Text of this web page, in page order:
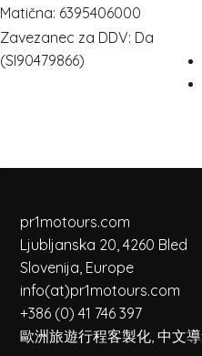
Matična: 6395406000
Zavezanec za DDV: Da
(SI90479866)
pr1motours.com
Ljubljanska 20, 4260 Bled
Slovenija, Europe
info(at)pr1motours.com
+386 (0) 41 746 397
歐洲旅遊行程客製化, 中文